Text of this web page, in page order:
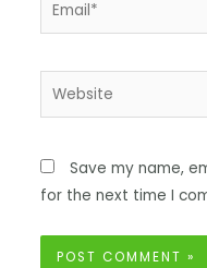
Save my name,
for the next time I